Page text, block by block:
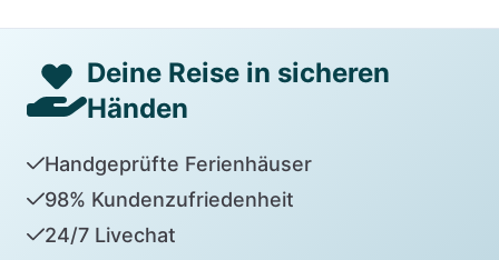
Deine Reise in sicheren
Händen
Handgeprüfte Ferienhäuser
98% Kundenzufriedenheit
24/7 Livechat